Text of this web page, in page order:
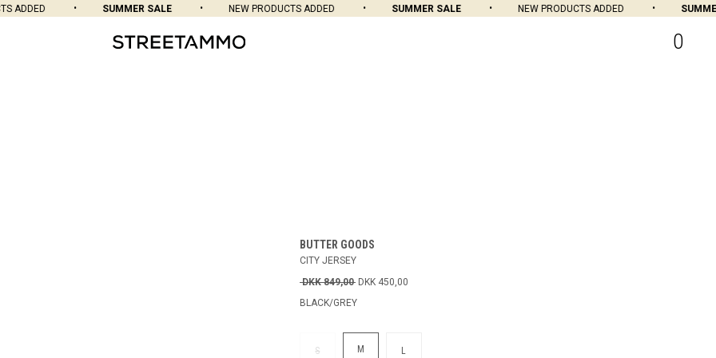
ADDED SUMMER SALE NEW PRODUCTS ADDED SUMMER SALE NEW PRODUCTS ADDED SUMMER
0
BUTTER GOODS
CITY JERSEY
DKK 849,00 DKK 450,00
BLACK/GREY
S M L